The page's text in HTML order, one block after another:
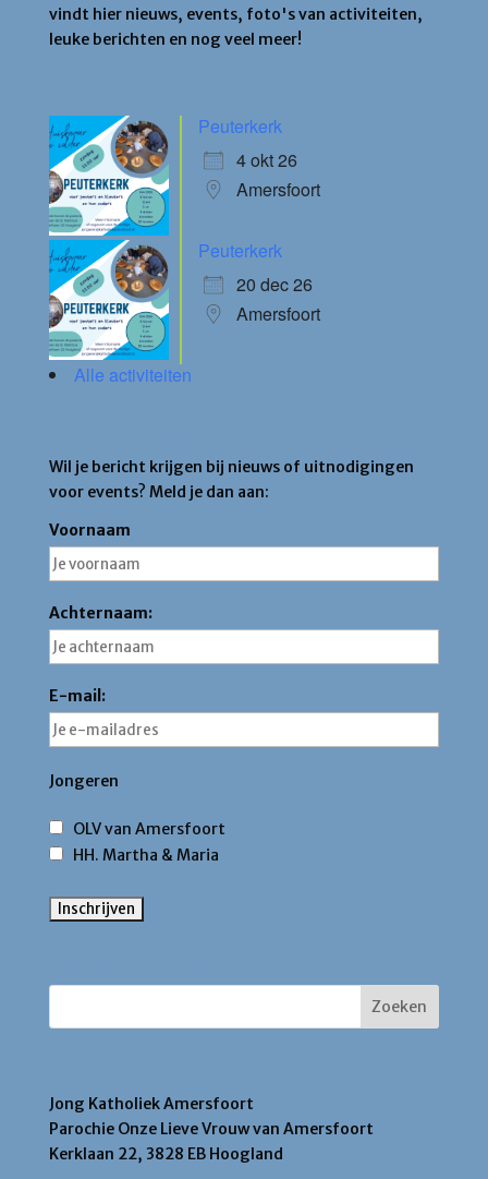
vindt hier nieuws, events, foto's van activiteiten,
leuke berichten en nog veel meer!
Peuterkerk
4 okt 26
Amersfoort
Peuterkerk
20 dec 26
Amersfoort
Alle activiteiten
Wil je bericht krijgen bij nieuws of uitnodigingen
voor events? Meld je dan aan:
Voornaam
Achternaam:
E-mail:
Jongeren
OLV van Amersfoort
HH. Martha & Maria
Jong Katholiek Amersfoort
Parochie Onze Lieve Vrouw van Amersfoort
Kerklaan 22, 3828 EB Hoogland